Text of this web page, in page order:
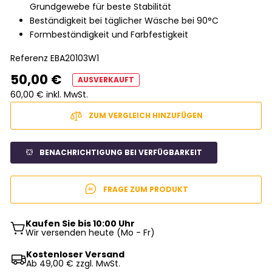
Grundgewebe für beste Stabilität
Beständigkeit bei täglicher Wäsche bei 90°C
Formbeständigkeit und Farbfestigkeit
ReferenzEBA20103W1
50,00 € AUSVERKAUFT
60,00 € inkl. MwSt.
ZUM VERGLEICH HINZUFÜGEN
BENACHRICHTIGUNG BEI VERFÜGBARKEIT
FRAGE ZUM PRODUKT
Kaufen Sie bis 10:00 Uhr
Wir versenden heute (Mo - Fr)
Kostenloser Versand
Ab 49,00 € zzgl. MwSt.